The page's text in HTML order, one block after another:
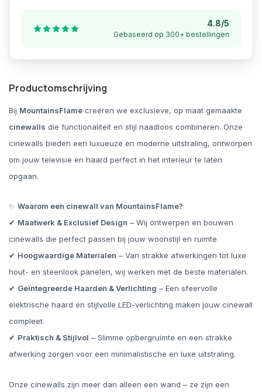
4.8/5
Gebaseerd op 300+ bestellingen
Productomschrijving
Bij MountainsFlame creëren we exclusieve, op maat gemaakte
cinewalls die functionaliteit en stijl naadloos combineren. Onze
cinewalls bieden een luxueuze en moderne uitstraling, ontworpen
om jouw televisie en haard perfect in het interieur te laten
opgaan.
✨ Waarom een cinewall van MountainsFlame?
✔ Maatwerk & Exclusief Design – Wij ontwerpen en bouwen
cinewalls die perfect passen bij jouw woonstijl en ruimte.
✔ Hoogwaardige Materialen – Van strakke afwerkingen tot luxe
hout- en steenlook panelen, wij werken met de beste materialen.
✔ Geïntegreerde Haarden & Verlichting – Een sfeervolle
elektrische haard en stijlvolle LED-verlichting maken jouw cinewall
compleet.
✔ Praktisch & Stijlvol – Slimme opbergruimte en een strakke
afwerking zorgen voor een minimalistische en luxe uitstraling.
Onze cinewalls zijn meer dan alleen een wand – ze zijn een